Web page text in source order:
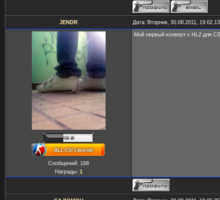
JENDR Дата: Вторник, 30.08.2011,
Сообщений: 168
Награды: 1
Мой первый конверт с HL2 для